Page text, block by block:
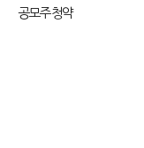
공모주 청약